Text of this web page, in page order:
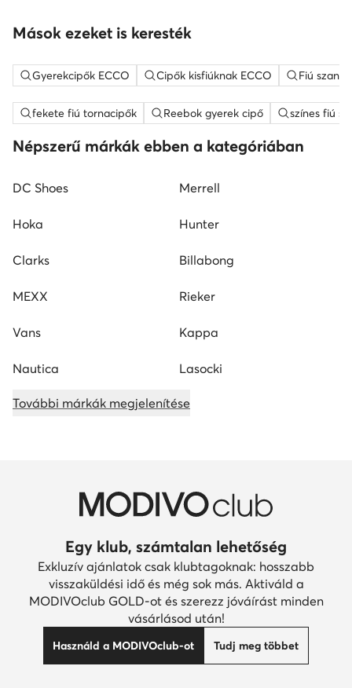
Mások ezeket is keresték
Gyerekcipők ECCO Cipők kisfiúknak ECCO Fiú
fekete fiú tornacipők Reebok gyerek cipő színes fiú
Népszerű márkák ebben a kategóriában
DC Shoes Merrell
Hoka Hunter
Clarks Billabong
MEXX Rieker
Vans Kappa
Nautica Lasocki
További márkák megjelenítése
Egy klub, számtalan lehetőség
Exkluzív ajánlatok csak klubtagoknak: hosszabb
visszaküldési idő és még sok más. Aktiváld a
MODIVOclub GOLD-ot és szerezz jóváírást minden
vásárlásod után!
Használd a MODIVOclub-ot Tudj meg többet